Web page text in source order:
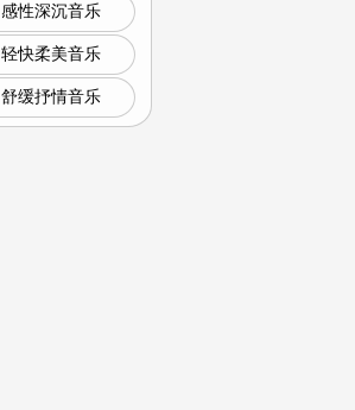
感性深沉音乐
轻快柔美音乐
舒缓抒情音乐